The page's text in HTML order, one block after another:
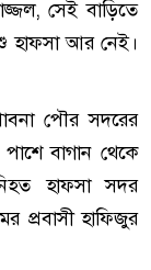
সেই বাড়িতে
হাফসা আর নেই।
পৌর সদরের
বাগান থেকে
হাফসা সদর
প্রবাসী হাফিজুর